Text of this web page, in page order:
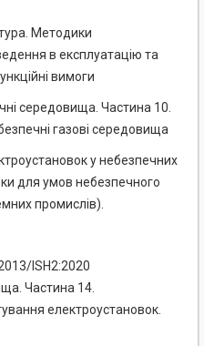
Методики
в експлуатацію та
вимоги
середовища. Частина 10.
газові середовища
у небезпечних
для умов небезпечного
промислів).
ISH2:2020
Частина 14.
електроустановок.